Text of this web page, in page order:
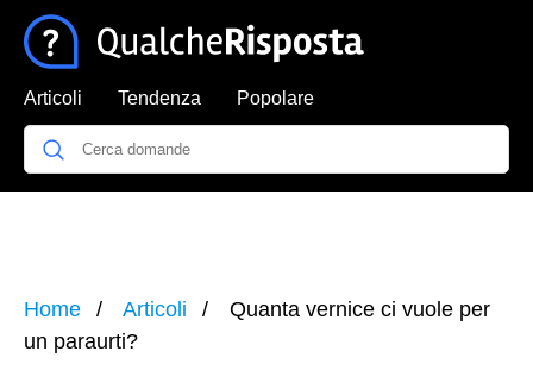
Articoli Tendenza Popolare
Home Articoli
Quanta vernice ci vuole per
un paraurti?